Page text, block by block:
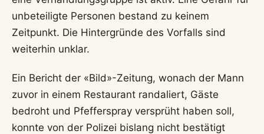
unbeteiligte Personen bestand zu keinem
Zeitpunkt. Die Hintergründe des Vorfalls sind
weiterhin unklar.
Ein Bericht der «Bild»-Zeitung, wonach der Mann
zuvor in einem Restaurant randaliert, Gäste
bedroht und Pfefferspray versprüht haben soll,
konnte von der Polizei bislang nicht bestätigt